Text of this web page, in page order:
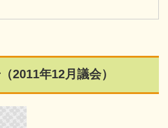
2011年12月議会）